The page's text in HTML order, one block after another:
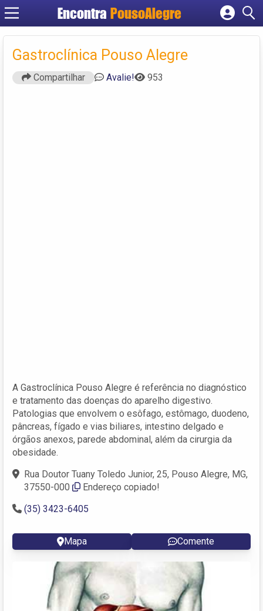
Encontra PousoAlegre
Cadastrar empresa
Criar conta
Gastroclínica Pouso Alegre
Compartilhar Avalie! 953
A Gastroclínica Pouso Alegre é referência no diagnóstico
e tratamento das doenças do aparelho digestivo.
Patologias que envolvem o esôfago, estômago, duodeno,
pâncreas, fígado e vias biliares, intestino delgado e
órgãos anexos, parede abdominal, além da cirurgia da
obesidade.
Rua Doutor Tuany Toledo Junior, 25, Pouso Alegre, MG,
37550-000‎
Endereço copiado!
(35) 3423-6405
Mapa Comente